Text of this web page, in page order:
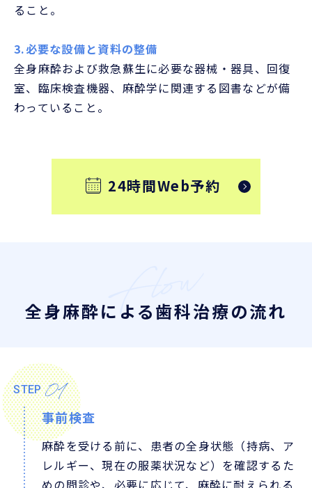
ること。
3.必要な設備と資料の整備
全身麻酔および救急蘇生に必要な器械・器具、回復
室、臨床検査機器、麻酔学に関連する図書などが備
わっていること。
24時間Web予約
全身麻酔による歯科治療の流れ
STEP 01
事前検査
麻酔を受ける前に、患者の全身状態（持病、ア
レルギー、現在の服薬状況など）を確認するた
めの問診や、必要に応じて、麻酔に耐えられる